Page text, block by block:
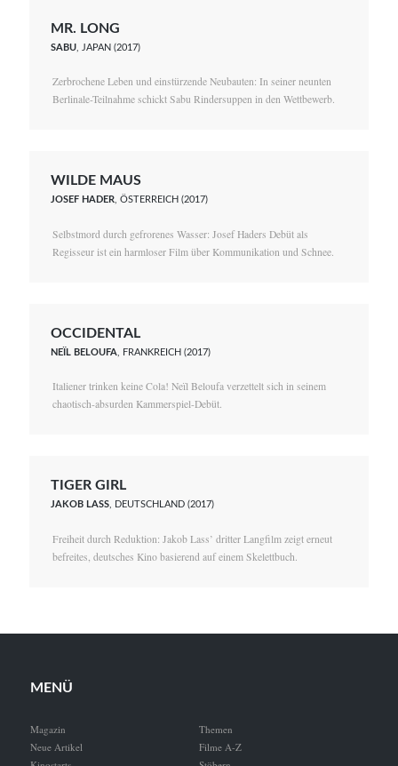
MR. LONG
SABU , JAPAN (2017)
Zerbrochene Leben und einstürzende Neubauten: In seiner neunten
Berlinale-Teilnahme schickt Sabu Rindersuppen in den Wettbewerb.
WILDE MAUS
JOSEF HADER, ÖSTERREICH (2017)
Selbstmord durch gefrorenes Wasser: Josef Haders Debüt als
Regisseur ist ein harmloser Film über Kommunikation und Schnee.
OCCIDENTAL
NEÏL BELOUFA , FRANKREICH (2017)
Italiener trinken keine Cola! Neïl Beloufa verzettelt sich in seinem
chaotisch-absurden Kammerspiel-Debüt.
TIGER GIRL
JAKOB LASS , DEUTSCHLAND (2017)
Freiheit durch Reduktion: Jakob Lass’ dritter Langfilm zeigt erneut
befreites, deutsches Kino basierend auf einem Skelettbuch.
MENÜ
Magazin
Neue Artikel
Themen
Filme A-Z